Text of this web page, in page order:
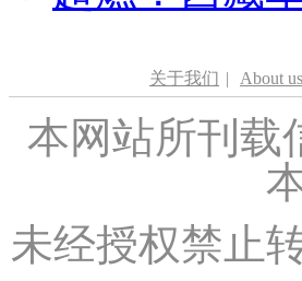
关于我们 | About us
本网站所刊载
未经授权禁止